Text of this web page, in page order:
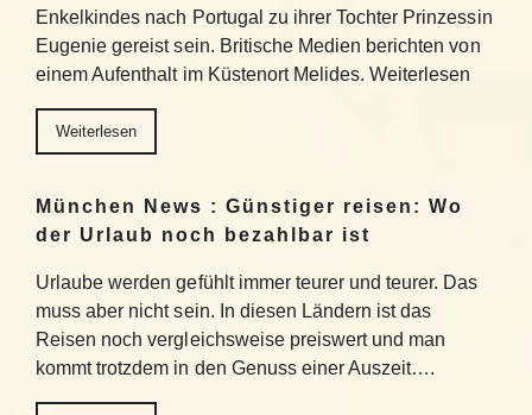
Enkelkindes nach Portugal zu ihrer Tochter Prinzessin
Eugenie gereist sein. Britische Medien berichten von
einem Aufenthalt im Küstenort Melides. Weiterlesen
Weiterlesen
München News : Günstiger reisen: Wo
der Urlaub noch bezahlbar ist
Urlaube werden gefühlt immer teurer und teurer. Das
muss aber nicht sein. In diesen Ländern ist das
Reisen noch vergleichsweise preiswert und man
kommt trotzdem in den Genuss einer Auszeit….